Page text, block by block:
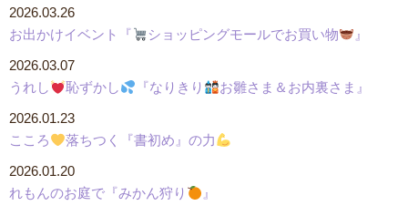
お出かけイベント『 ショッピングモールでお買い物 』
2026.03.26
うれし 恥ずかし 『なりきり お雛さま＆お内裏さま』
2026.03.07
こころ 落ちつく『書初め』の力
2026.01.23
れもんのお庭で『みかん狩り 』
2026.01.20